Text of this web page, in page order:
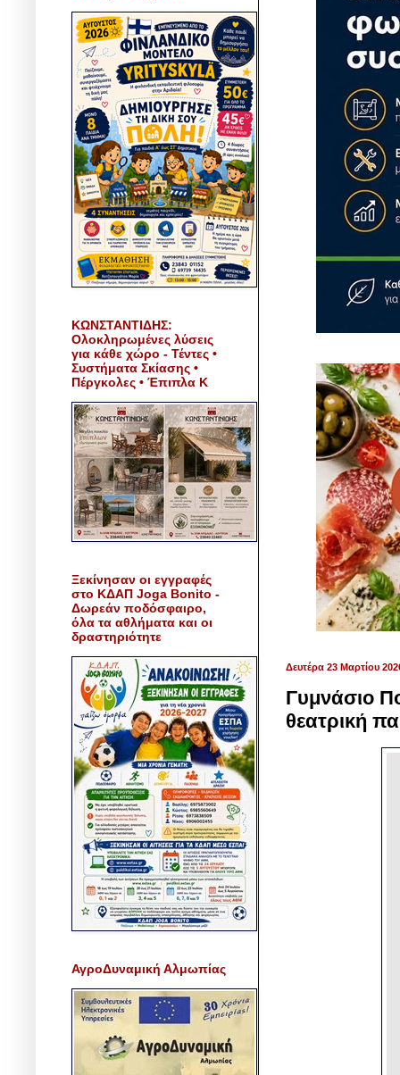
Δευτέρα 23 Μαρτίου
Γυμνάσιο
θεατρική
ΚΩΝΣΤΑΝΤΙΔΗΣ:
Ολοκληρωμένες λύσεις
για κάθε χώρο - Τέντες •
Συστήματα Σκίασης •
Πέργκολες • Έπιπλα Κ
Ξεκίνησαν οι εγγραφές
στο ΚΔΑΠ Joga Bonito -
Δωρεάν ποδόσφαιρο,
όλα τα αθλήματα και οι
δραστηριότητε
ΑγροΔυναμική Αλμωπίας